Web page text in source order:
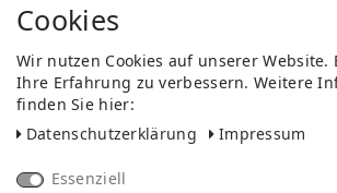
Cookies
Wir nutzen Cookies auf unserer
Ihre Erfahrung zu verbessern. Weitere
finden Sie hier:
Daten­schutz­erklärung
Impressum
Essenziell